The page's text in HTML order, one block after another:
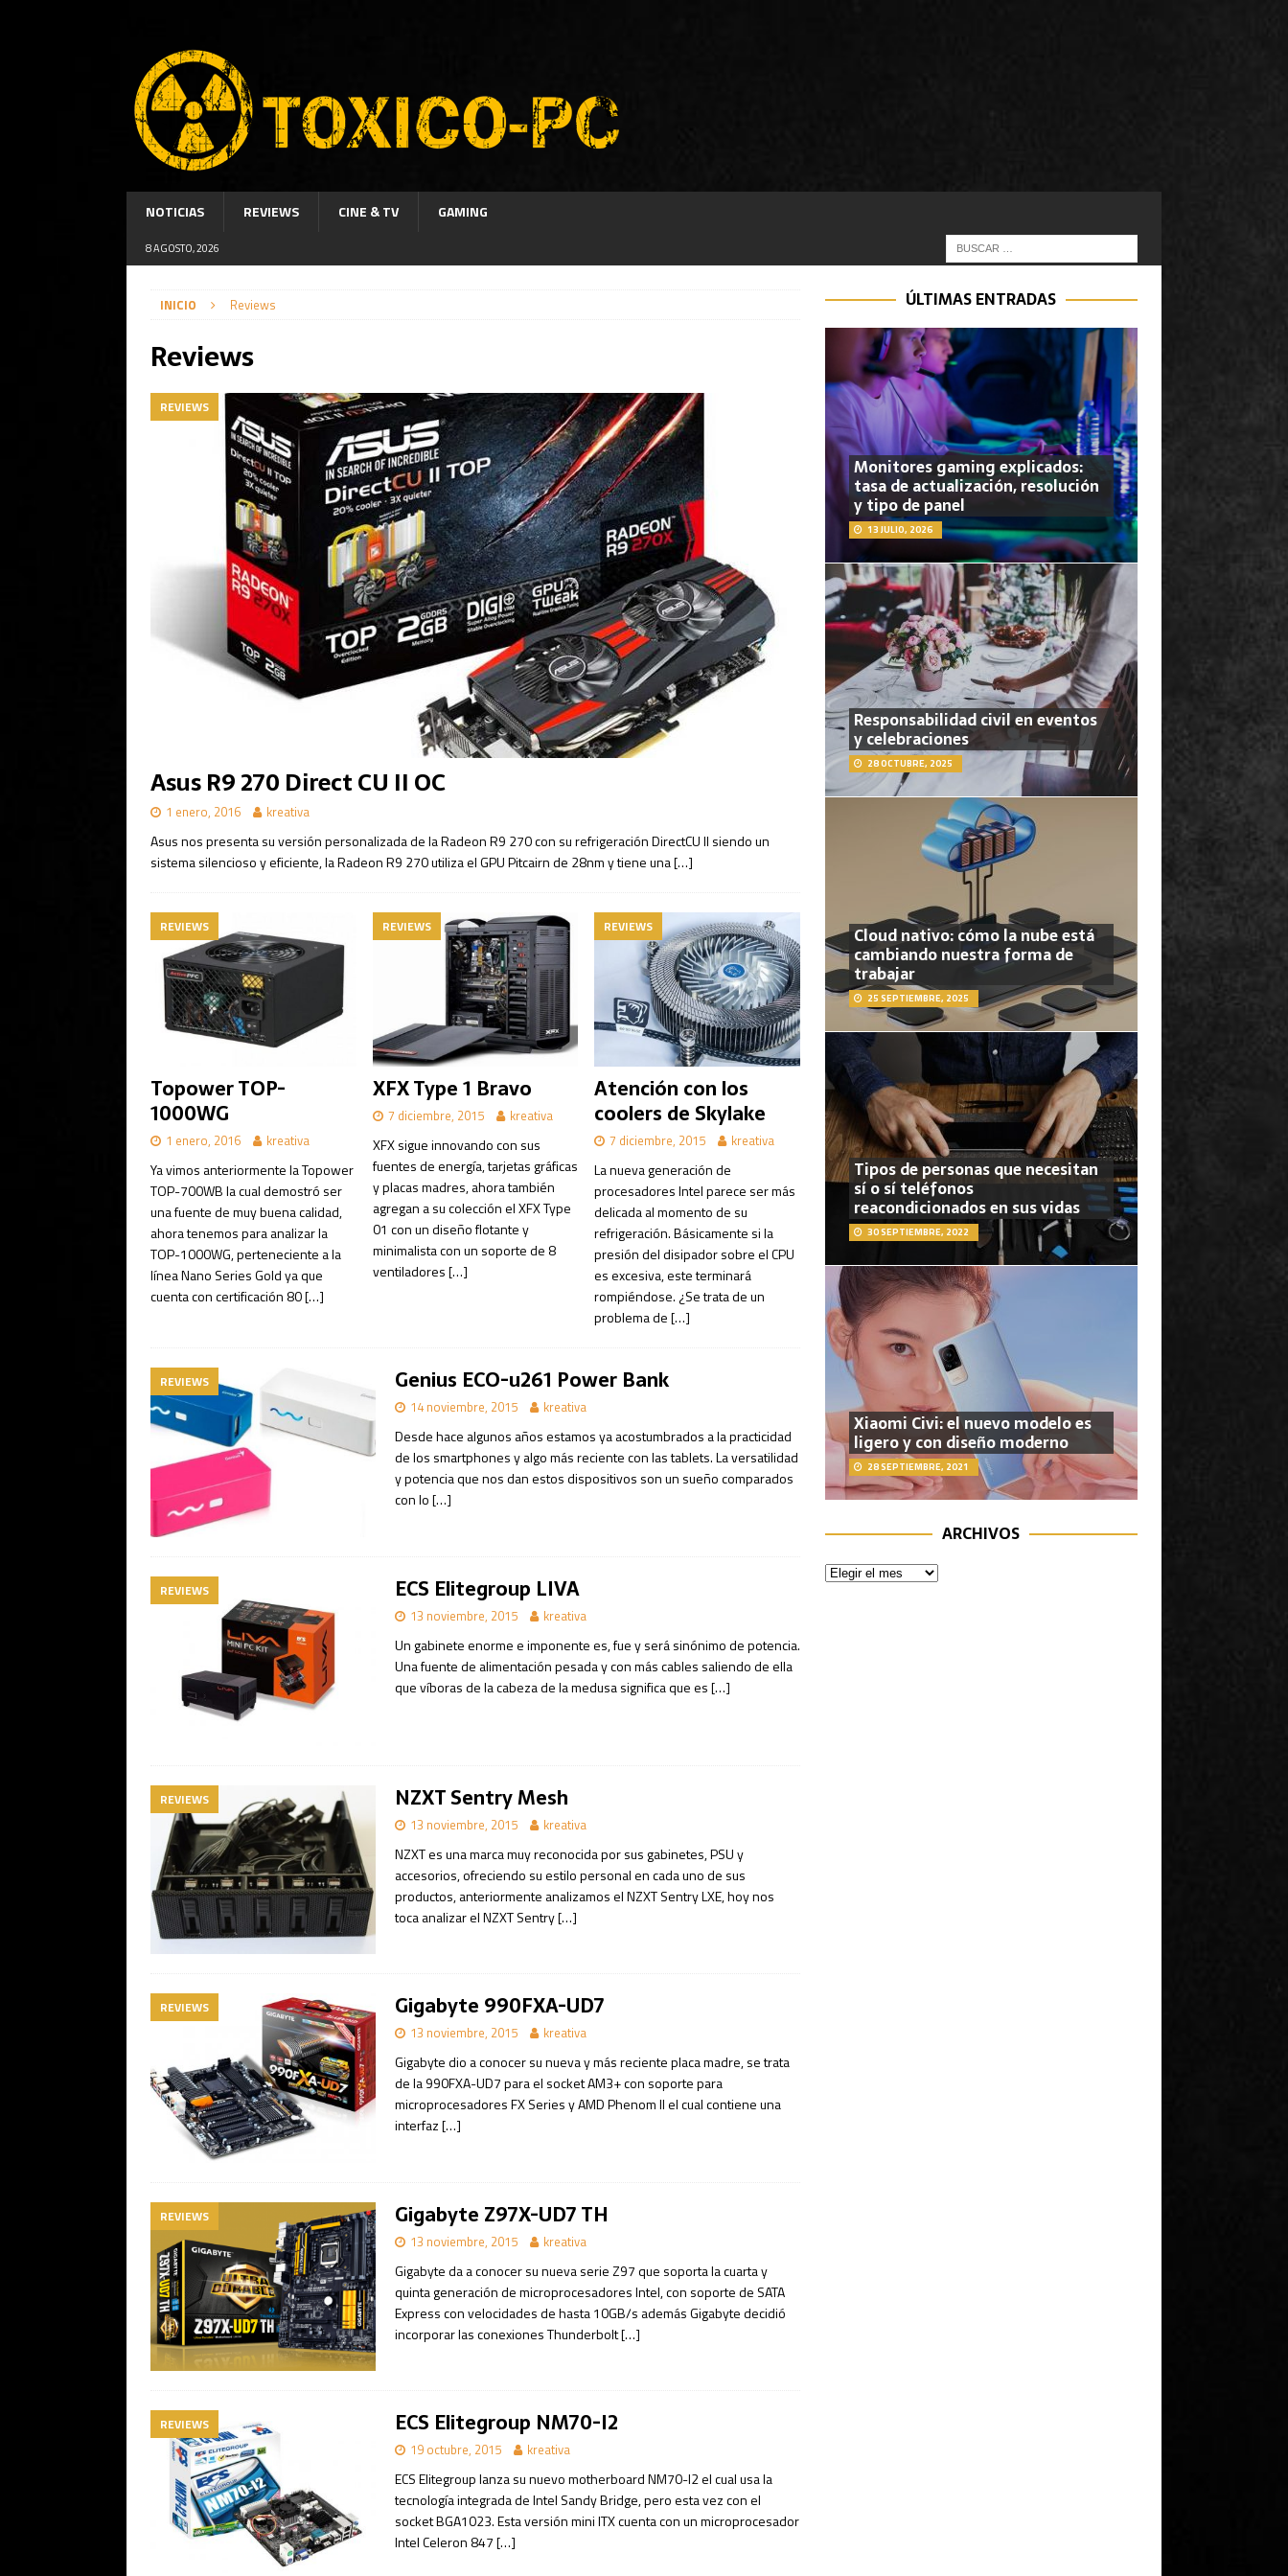
NOTICIAS REVIEWS CINE & TV GAMING
8 AGOSTO, 2026
INICIO Reviews
Reviews
REVIEWS
Asus R9 270 Direct CU II OC
1 enero, 2016 kreativa
Asus nos presenta su versión personalizada de la Radeon R9 270 con su refrigeración DirectCU II siendo un
sistema silencioso y eficiente, la Radeon R9 270 utiliza el GPU Pitcairn de 28nm y tiene una[…]
REVIEWS
Topower TOP-
1000WG
1 enero, 2016 kreativa
Ya vimos anteriormente la Topower
TOP-700WB la cual demostró ser
una fuente de muy buena calidad,
ahora tenemos para analizar la
TOP-1000WG, perteneciente a la
línea Nano Series Gold ya que
cuenta con certificación 80[…]
REVIEWS
XFX Type 1 Bravo
7 diciembre, 2015 kreativa
XFX sigue innovando con sus
fuentes de energía, tarjetas gráficas
y placas madres, ahora también
agregan a su colección el XFX Type
01 con un diseño flotante y
minimalista con un soporte de 8
ventiladores[…]
REVIEWS
Atención con los
coolers de Skylake
7 diciembre, 2015 kreativa
La nueva generación de
procesadores Intel parece ser más
delicada al momento de su
refrigeración. Básicamente si la
presión del disipador sobre el CPU
es excesiva, este terminará
rompiéndose. ¿Se trata de un
problema de[…]
REVIEWS Genius ECO-u261 Power Bank
14 noviembre, 2015 kreativa
Desde hace algunos años estamos ya acostumbrados a la practicidad
de los smartphones y algo más reciente con las tablets. La versatilidad
y potencia que nos dan estos dispositivos son un sueño comparados
con lo[…]
REVIEWS ECS Elitegroup LIVA
13 noviembre, 2015 kreativa
Un gabinete enorme e imponente es, fue y será sinónimo de potencia.
Una fuente de alimentación pesada y con más cables saliendo de ella
que víboras de la cabeza de la medusa significa que es[…]
REVIEWS NZXT Sentry Mesh
13 noviembre, 2015 kreativa
NZXT es una marca muy reconocida por sus gabinetes, PSU y
accesorios, ofreciendo su estilo personal en cada uno de sus
productos, anteriormente analizamos el NZXT Sentry LXE, hoy nos
toca analizar el NZXT Sentry[…]
REVIEWS Gigabyte 990FXA-UD7
13 noviembre, 2015 kreativa
Gigabyte dio a conocer su nueva y más reciente placa madre, se trata
de la 990FXA-UD7 para el socket AM3+ con soporte para
microprocesadores FX Series y AMD Phenom II el cual contiene una
interfaz[…]
REVIEWS Gigabyte Z97X-UD7 TH
13 noviembre, 2015 kreativa
Gigabyte da a conocer su nueva serie Z97 que soporta la cuarta y
quinta generación de microprocesadores Intel, con soporte de SATA
Express con velocidades de hasta 10GB/s además Gigabyte decidió
incorporar las conexiones Thunderbolt[…]
REVIEWS ECS Elitegroup NM70-I2
19 octubre, 2015 kreativa
ECS Elitegroup lanza su nuevo motherboard NM70-I2 el cual usa la
tecnología integrada de Intel Sandy Bridge, pero esta vez con el
socket BGA1023. Esta versión mini ITX cuenta con un microprocesador
Intel Celeron 847[…]
ÚLTIMAS ENTRADAS
Monitores gaming explicados:
tasa de actualización, resolución
y tipo de panel
13 JULIO, 2026
Responsabilidad civil en eventos
y celebraciones
28 OCTUBRE, 2025
Cloud nativo: cómo la nube está
cambiando nuestra forma de
trabajar
25 SEPTIEMBRE, 2025
Tipos de personas que necesitan
sí o sí teléfonos
reacondicionados en sus vidas
30 SEPTIEMBRE, 2022
Xiaomi Civi: el nuevo modelo es
ligero y con diseño moderno
28 SEPTIEMBRE, 2021
ARCHIVOS